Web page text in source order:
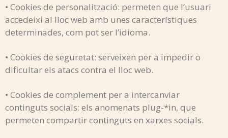
• Cookies de personalització: permeten que l’usuari
accedeixi al lloc web amb unes característiques
determinades, com pot ser l’idioma.
• Cookies de seguretat: serveixen per a impedir o
dificultar els atacs contra el lloc web.
• Cookies de complement per a intercanviar
continguts socials: els anomenats plug-*in, que
permeten compartir continguts en xarxes socials.